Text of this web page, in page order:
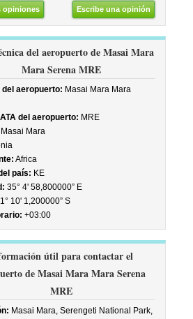
opiniones Escribe una opinión
del aeropuerto de Masai Mara
Mara Serena MRE
del aeropuerto: Masai Mara Mara
del aeropuerto: MRE
Masai Mara
Africa
país: KE
35° 4' 58,800000” E
1° 10' 1,200000” S
+03:00
útil para contactar el
de Masai Mara Mara Serena
MRE
Masai Mara, Serengeti National Park,